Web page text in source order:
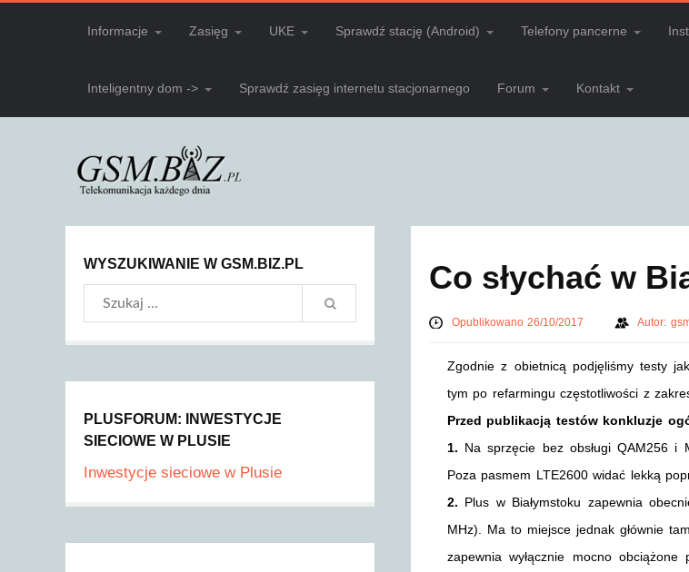
Informacje Zasięg UKE Sprawdź stację (Android) Telefony pancerne
Inteligentny dom -> Sprawdź zasięg internetu stacjonarnego Forum Kontakt
Co słychać w
Opublikowano 26/10/2017 Autor:
Zgodnie z obietnicą podjęliśmy testy
tym po refarmingu częstotliwości z
Przed publikacją testów konkluzje
1. Na sprzęcie bez obsługi QAM256 i
Poza pasmem LTE2600 widać lekką
2. Plus w Białymstoku zapewnia
MHz). Ma to miejsce jednak głównie
zapewnia wyłącznie mocno
WYSZUKIWANIE W GSM.BIZ.PL
PLUSFORUM: INWESTYCJE
SIECIOWE W PLUSIE
Inwestycje sieciowe w Plusie